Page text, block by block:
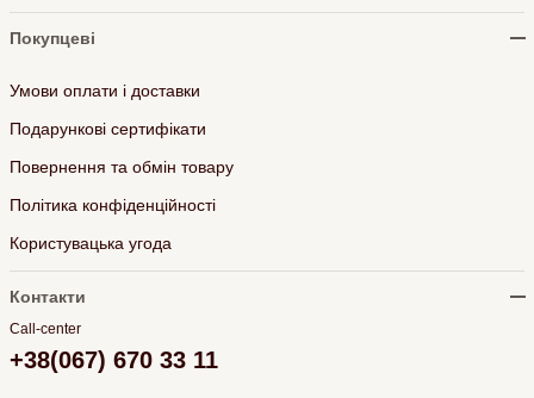
Покупцеві
Умови оплати і доставки
Подарункові сертифікати
Повернення та обмін товару
Політика конфіденційності
Користувацька угода
Контакти
Call-center
+38(067) 670 33 11